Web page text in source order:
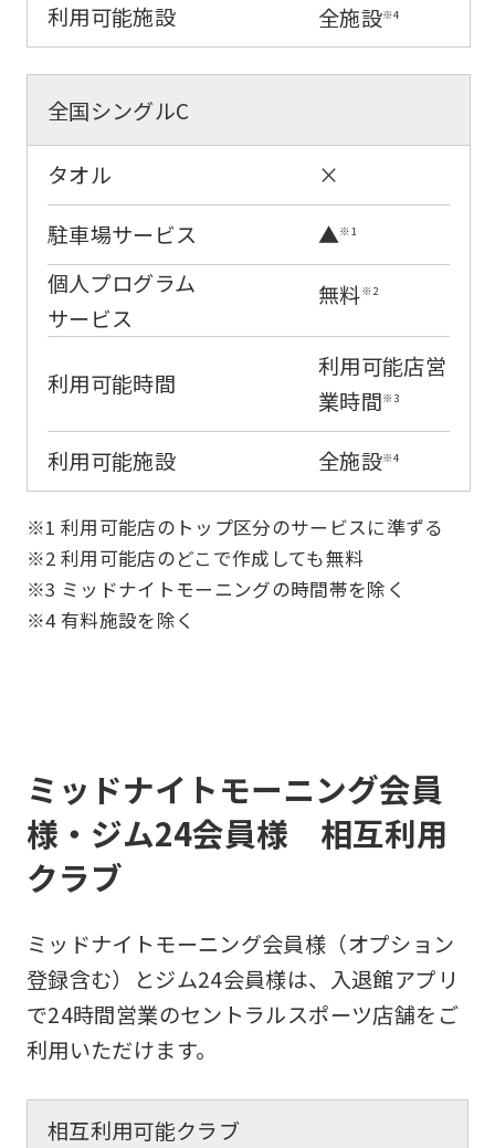
利用可能施設 全施設※4
全国シングルC
タオル
×
駐車場サービス
▲※1
個人プログラム
サービス
無料※2
利用可能時間
利用可能店営
業時間※3
利用可能施設 全施設※4
※1 利用可能店のトップ区分のサービスに準ずる
※2 利用可能店のどこで作成しても無料
※3 ミッドナイトモーニングの時間帯を除く
※4 有料施設を除く
ミッドナイトモーニング会員
様・ジム24会員様 相互利用
クラブ
ミッドナイトモーニング会員様（オプション
登録含む）とジム24会員様は、入退館アプリ
で24時間営業のセントラルスポーツ店舗をご
利用いただけます。
相互利用可能クラブ
(start
automatic
to
the
However,
you
automatic
translation
service,
this
website
will
translated
mechanically,
so
it
not